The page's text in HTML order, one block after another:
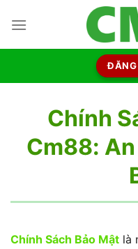
đến
ĐĂNG
Chính
Cm88:
Chính Sách Bảo Mật là